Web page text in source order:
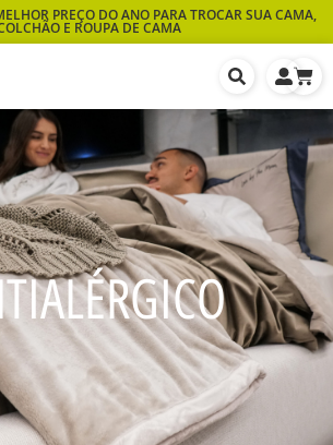
PREÇO DO ANO PARA TROCAR SUA CAMA,
E ROUPA DE CAMA